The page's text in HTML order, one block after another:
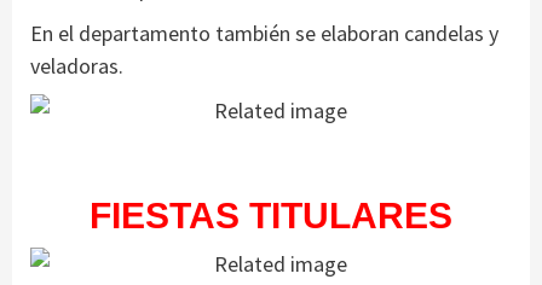
En el departamento también se elaboran candelas y
veladoras.
FIESTAS TITULARES